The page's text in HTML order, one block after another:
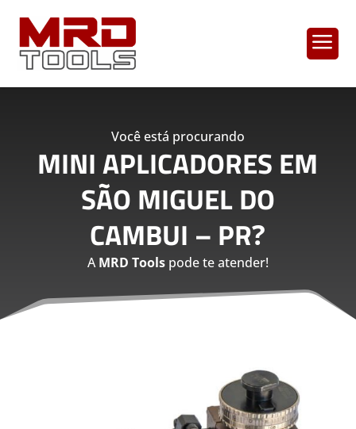
a
Você está procurando
MINI APLICADORES EM
SÃO MIGUEL DO
CAMBUI – PR?
AMRD Toolspode te atender!